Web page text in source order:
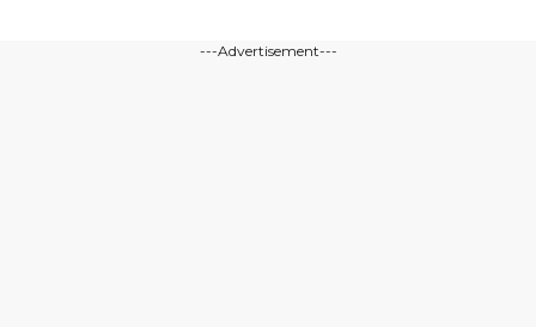
---Advertisement---